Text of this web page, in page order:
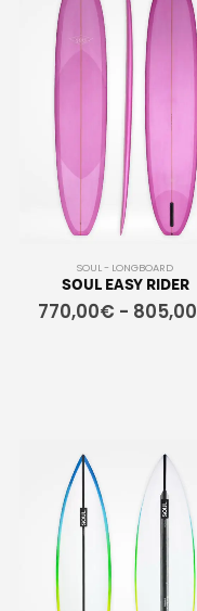
SOUL - LONGBOARD
SOUL EASY RIDER
770,00€ - 805,00